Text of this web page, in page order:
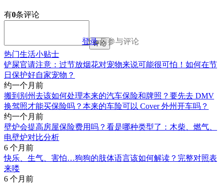
有0条评论
登录后参与评论
评论
热门生活小贴士
铲屎官请注意：过节放烟花对宠物来说可能很可怕！如何在节
日保护好自家宠物？
约一个月前
搬到别州去该如何处理本来的汽车保险和牌照？要先去 DMV
换驾照才能买保险吗？本来的车险可以 Cover 外州开车吗？
约一个月前
壁炉会提高房屋保险费用吗？看是哪种类型了：木柴、燃气、
电壁炉对比分析
6 个月前
快乐、生气、害怕…狗狗的肢体语言该如何解读？完整对照表
来喽
6 个月前